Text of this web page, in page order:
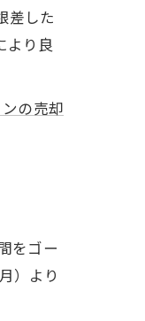
差した
より良
の売却
をゴー
）より